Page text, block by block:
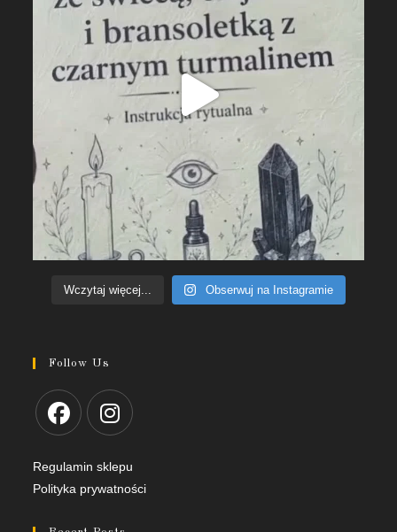
Wczytaj więcej... Obserwuj na Instagramie
Follow Us
Regulamin sklepu
Polityka prywatności